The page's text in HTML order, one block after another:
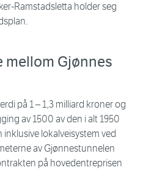
Ramstadsletta holder seg
mellom Gjønnes
på 1 – 1,3 milliard kroner og
av 1500 av den i alt 1950
lokalveisystem ved
av Gjønnestunnelen
på hovedentreprisen